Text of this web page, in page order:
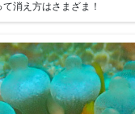
消え方はさまざま！